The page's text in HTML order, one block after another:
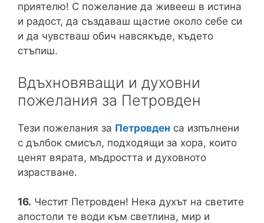
приятелю! С пожелание да живееш в истина
и радост, да създаваш щастие около себе си
и да чувстваш обич навсякъде, където
стъпиш.
Вдъхновяващи и духовни
пожелания за Петровден
Тези пожелания за Петровден са изпълнени
с дълбок смисъл, подходящи за хора, които
ценят вярата, мъдростта и духовното
израстване.
16. Честит Петровден! Нека духът на светите
апостоли те води към светлина, мир и